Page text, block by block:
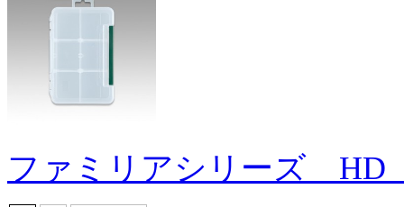
ファミリアシリーズ